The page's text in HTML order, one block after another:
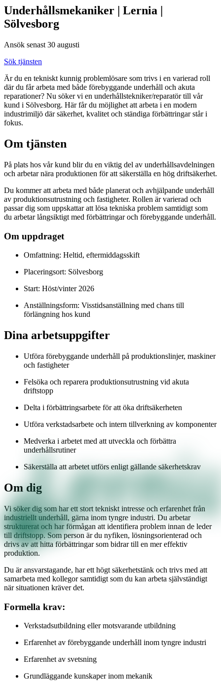
Underhållsmekaniker | Lernia |
Sölvesborg
Ansök senast 30 augusti
Sök tjänsten
Är du en tekniskt kunnig problemlösare som trivs i en varierad roll
där du får arbeta med både förebyggande underhåll och akuta
reparationer? Nu söker vi en underhållstekniker/reparatör till vår
kund i Sölvesborg. Här får du möjlighet att arbeta i en modern
industrimiljö där säkerhet, kvalitet och ständiga förbättringar står i
fokus.
Om tjänsten
På plats hos vår kund blir du en viktig del av underhållsavdelningen
och arbetar nära produktionen för att säkerställa en hög driftsäkerhet.
Du kommer att arbeta med både planerat och avhjälpande underhåll
av produktionsutrustning och fastigheter. Rollen är varierad och
passar dig som uppskattar att lösa tekniska problem samtidigt som
du arbetar långsiktigt med förbättringar och förebyggande underhåll.
Om uppdraget
Omfattning: Heltid, eftermiddagsskift
Placeringsort: Sölvesborg
Start: Höst/vinter 2026
Anställningsform: Visstidsanställning med chans till
förlängning hos kund
Dina arbetsuppgifter
Utföra förebyggande underhåll på produktionslinjer, maskiner
och fastigheter
Felsöka och reparera produktionsutrustning vid akuta
driftstopp
Delta i förbättringsarbete för att öka driftsäkerheten
Utföra verkstadsarbete och intern tillverkning av komponenter
Medverka i arbetet med att utveckla och förbättra
underhållsrutiner
Säkerställa att arbetet utförs enligt gällande säkerhetskrav
Om dig
Vi söker dig som har ett stort tekniskt intresse och erfarenhet från
industriellt underhåll, gärna inom tyngre industri. Du arbetar
strukturerat och har förmågan att identifiera problem innan de leder
till driftstopp. Som person är du nyfiken, lösningsorienterad och
drivs av att hitta förbättringar som bidrar till en mer effektiv
produktion.
Du är ansvarstagande, har ett högt säkerhetstänk och trivs med att
samarbeta med kollegor samtidigt som du kan arbeta självständigt
när situationen kräver det.
Formella krav:
Verkstadsutbildning eller motsvarande utbildning
Erfarenhet av förebyggande underhåll inom tyngre industri
Erfarenhet av svetsning
Grundläggande kunskaper inom mekanik